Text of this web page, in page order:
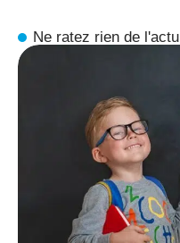
Ne ratez rien de l'actu